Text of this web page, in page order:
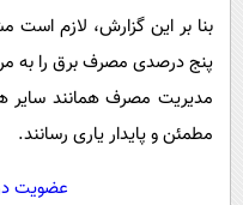
بنا بر این گزارش، لازم
پنج درصدی مصرف برق را به
مدیریت مصرف همانند سایر
مطمئن و پایدار یاری رسانند.
عضویت